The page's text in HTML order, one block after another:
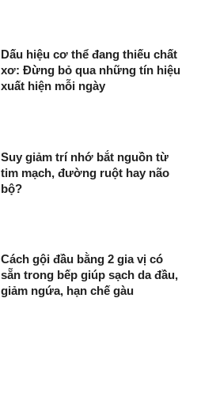
Dấu hiệu cơ thể đang thiếu chất
xơ: Đừng bỏ qua những tín hiệu
xuất hiện mỗi ngày
Suy giảm trí nhớ bắt nguồn từ
tim mạch, đường ruột hay não
bộ?
Cách gội đầu bằng 2 gia vị có
sẵn trong bếp giúp sạch da đầu,
giảm ngứa, hạn chế gàu